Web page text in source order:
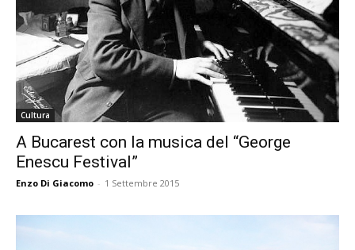
Cultura
A Bucarest con la musica del “George
Enescu Festival”
Enzo Di Giacomo - 1 Settembre 2015